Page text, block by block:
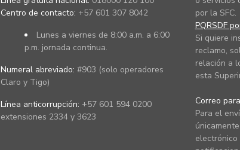
Centro de contacto: +57 601 307 8042
Lunes a viernes de 8:00 a.m. a 6:00
p.m. jornada continua.
Numeral abreviado: #903 (solo operadores
Claro y Tigo)
Línea anticorrupción: +57 601 594 0200
extensiones 2334 y 3623
por la SFC.
PQRSDF
Si quiere
reclamo,
relación a
esta
Correo
Para el
electrónico